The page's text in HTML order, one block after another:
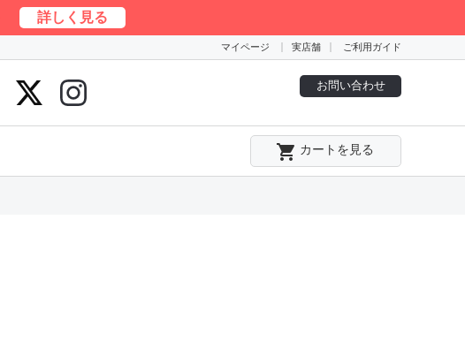
詳しく見る
マイページ 実店舗 ご利用ガイド
お問い合わせ
local_grocery_store カートを見る